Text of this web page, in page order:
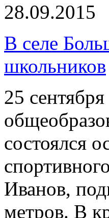
28.09.2015
В селе
школьников
25
состоялся
Иванов,
метров. В